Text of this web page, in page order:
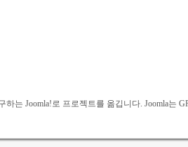
하는 Joomla!로 프로젝트를 옮깁니다. Joomla는